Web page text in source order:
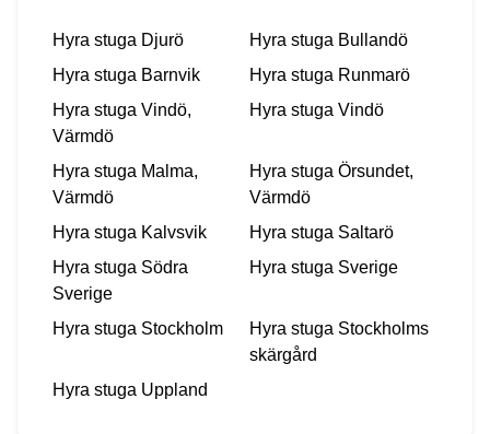
Hyra stuga Djurö Hyra stuga Bullandö
Hyra stuga Barnvik Hyra stuga Runmarö
Hyra stuga Vindö,
Värmdö
Hyra stuga Vindö
Hyra stuga Malma,
Värmdö
Hyra stuga Örsundet,
Värmdö
Hyra stuga Kalvsvik Hyra stuga Saltarö
Hyra stuga Södra
Sverige
Hyra stuga Sverige
Hyra stuga Stockholm Hyra stuga Stockholms
skärgård
Hyra stuga Uppland